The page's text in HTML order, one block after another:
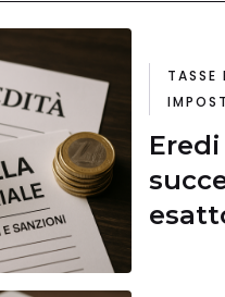
TASSE